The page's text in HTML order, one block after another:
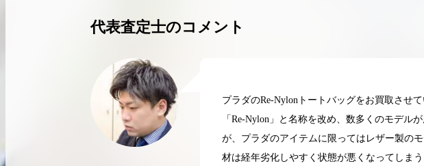
代表査定士のコメント
プラダのRe-Nylonトートバッグをお買取させ
「Re-Nylon」と名称を改め、数多くのモデル
が、プラダのアイテムに限ってはレザー製の
材は経年劣化しやすく状態が悪くなってしま